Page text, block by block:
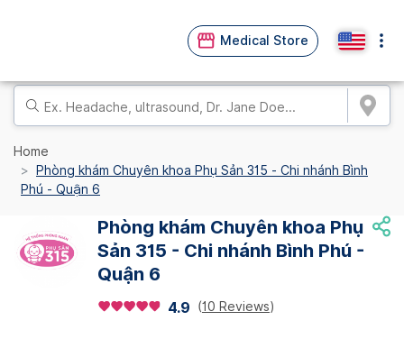
Medical Store
Home
Phòng khám Chuyên khoa Phụ Sản 315 - Chi nhánh Bình
Phú - Quận 6
Phòng khám Chuyên khoa Phụ
Sản 315 - Chi nhánh Bình Phú -
Quận 6
4.9 (10 Reviews)